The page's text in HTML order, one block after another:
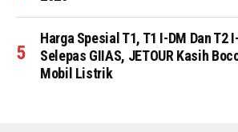
Harga Spesial T1, T1 I-DM Dan T2
Selepas GIIAS, JETOUR Kasih
Mobil Listrik